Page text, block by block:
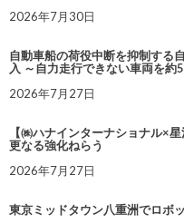
2026年7月30日
自動車船の荷役中断を抑制する
入 ～自力走行できない車両を約
2026年7月27日
【㈱ハナインターナショナル×
更なる強化ねらう
2026年7月27日
東京ミッドタウン八重洲でロボ